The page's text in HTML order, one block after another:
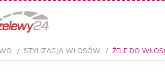
STYLIZACJA WŁOSÓW ŻELE DO